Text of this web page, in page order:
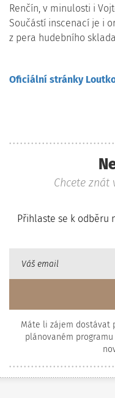
Renčín, v minulosti i
Součástí inscenací je i
z pera hudebního
Oficiální stránky
Chcete znát
Přihlaste se k odběru
Máte li zájem dostávat
plánovaném